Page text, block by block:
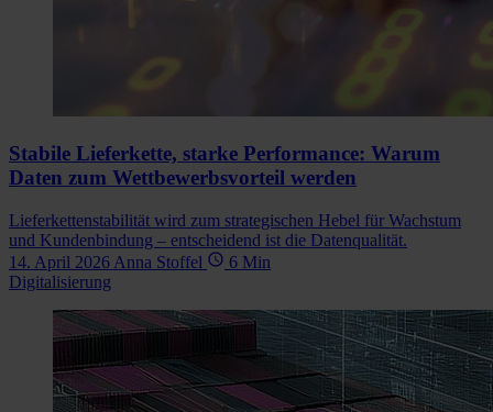
Stabile Lieferkette, starke Performance: Warum
Daten zum Wettbewerbsvorteil werden
Lieferkettenstabilität wird zum strategischen Hebel für Wachstum
und Kundenbindung – entscheidend ist die Datenqualität.
14. April 2026 Anna Stoffel
6 Min
Digitalisierung